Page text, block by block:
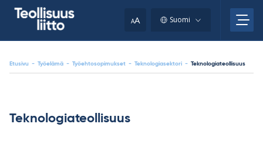
AA Suomi
Etusivu - Työelämä - Työehtosopimukset - Teknologiasektori - Teknologiateollisuus
Teknologiateollisuus
clipboard.)